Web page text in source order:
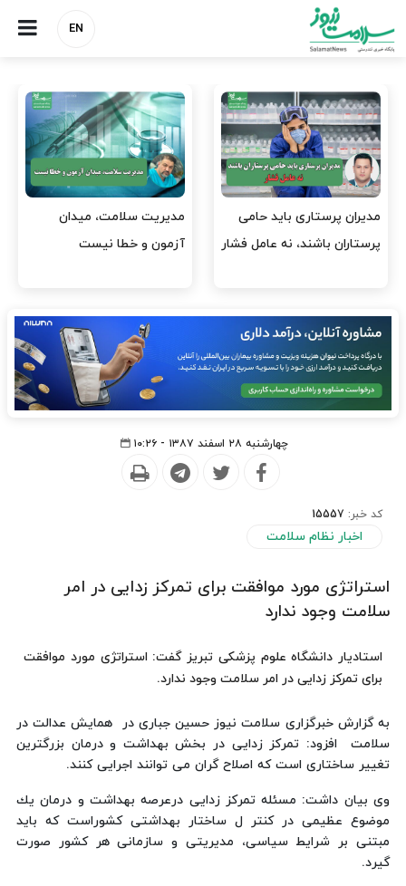
EN
وقت وزیر بهداشت باید صرف
افتتاح پروژه‌ها شود؟
واردات دارو و کالاهای اساسی
باید در اولویت تخصیص ارز
چهارشنبه ۲۸ اسفند ۱۳۸۷ - ۱۰:۲۶
کد خبر: 15557
اخبار نظام سلامت
استراتژی مورد موافقت برای تمركز زدایی در امر
سلامت وجود ندارد
استادیار دانشگاه علوم پزشكی تبریز گفت: استراتژی مورد موافقت
برای تمركز زدایی در امر سلامت وجود ندارد.
به گزارش خبرگزاری سلامت نیوز حسین جباری در همایش عدالت در
سلامت افزود: تمركز زدایی در بخش بهداشت و درمان بزرگترین
تغییر ساختاری است كه اصلاح گران می توانند اجرایی كنند.
وی بیان داشت: مسئله تمركز زدایی درعرصه بهداشت و درمان یك
موضوع عظیمی در كنتر ل ساختار بهداشتی كشوراست كه باید
مبتنی بر شرایط سیاسی، مدیریتی و سازمانی هر كشور صورت
گیرد.